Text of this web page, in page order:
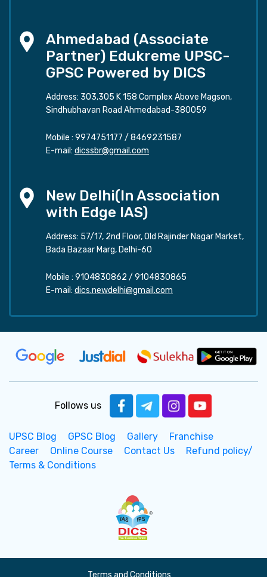
Ahmedabad (Associate
Partner) Edukreme UPSC-
GPSC Powered by DICS
Address: 303,305 K 158 Complex Above Magson,
Sindhubhavan Road Ahmedabad-380059
Mobile : 9974751177 / 8469231587
E-mail: dicssbr@gmail.com
New Delhi(In Association
with Edge IAS)
Address: 57/17, 2nd Floor, Old Rajinder Nagar Market,
Bada Bazaar Marg, Delhi-60
Mobile : 9104830862 / 9104830865
E-mail: dics.newdelhi@gmail.com
Follows us
UPSC Blog GPSC Blog Gallery
Franchise
Career
Online Course Contact Us
Refund policy/
Terms & Conditions
Terms and Conditions